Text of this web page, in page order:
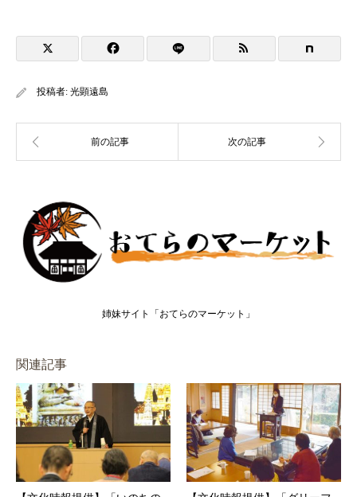
投稿者: 光顕遠島
姉妹サイト「おてらのマーケット」
関連記事